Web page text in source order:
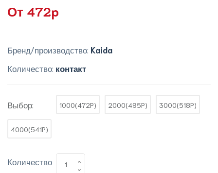
От 472p
Бренд/производство: Kaida
Количество: контакт
Выбор: 1000(472P) 2000(495P) 3000(518P)
4000(541P)
Количество